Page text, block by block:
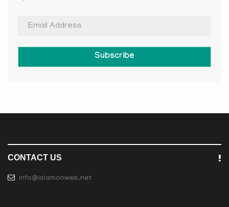
Subscribe
CONTACT US
info@islamonweb.net